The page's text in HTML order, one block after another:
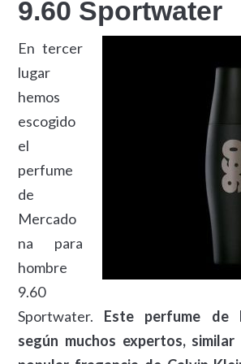
9.60 Sportwater
En tercer
lugar
hemos
escogido
el
perfume
de
Mercado
na para
hombre
9.60
Sportwater. Este perfume de
según muchos expertos,